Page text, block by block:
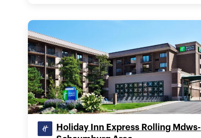
Holiday Inn Express Rolling Mdws-